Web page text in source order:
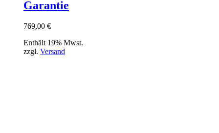
Garantie
769,00 €
Enthält 19% Mwst.
zzgl. Versand